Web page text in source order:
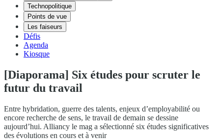
Technopolitique
Points de vue
Les faiseurs
Défis
Agenda
Kiosque
[Diaporama] Six études pour scruter le
futur du travail
Entre hybridation, guerre des talents, enjeux d’employabilité ou
encore recherche de sens, le travail de demain se dessine
aujourd’hui. Alliancy le mag a sélectionné six études significatives
des évolutions en cours et à venir